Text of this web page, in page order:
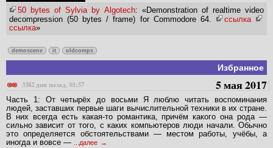
50 bytes of Sylvia by Algotech: «Demonstration of realtime video
decompression (50 bytes / frame) for Commodore 64.
ссылка
ссылка»
demoscene it oldcomps
Избранное
3382 дня назад, 01:57
5 мая 2017
Часть 1: От четырёх до восьми Я люблю читать воспоминания
людей, заставших первые шаги вычислительной техники в их стране.
В них всегда есть какая-то романтика, причём какого она рода —
сильно зависит от того, с каких компьютеров люди начали. Обычно
это определяется обстоятельствами — местом работы, учёбы, а
иногда и вовсе —
...далее